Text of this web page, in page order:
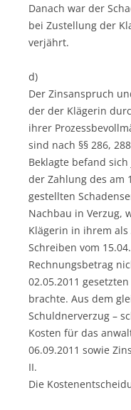
Danach war der
bei Zustellung der
verjährt.
d)
Der Zinsanspruch
der der Klägerin
ihrer
sind nach §§ 286,
Beklagte befand
der Zahlung des am
gestellten
Nachbau in Verzug,
Klägerin in ihrem als
Schreiben vom
Rechnungsbetrag
02.05.2011
brachte. Aus dem
Schuldnerverzug –
Kosten für das
06.09.2011 sowie
II.
Die